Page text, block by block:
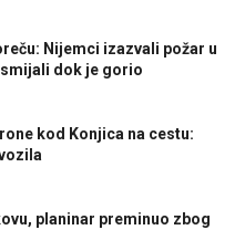
Nijemci izazvali požar u
dok je gorio
kod Konjica na cestu:
planinar preminuo zbog